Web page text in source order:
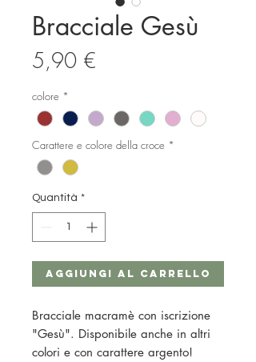
Bracciale Gesù
5,90 €
colore *
Carattere e colore della croce *
Quantità *
Aggiungi al carrello
Bracciale macramè con iscrizione
"Gesù". Disponibile anche in altri
colori e con carattere argento!